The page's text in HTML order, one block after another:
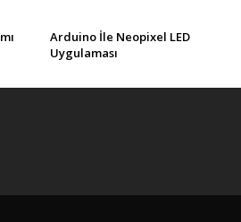
Arduino İle Neopixel LED
Uygulaması